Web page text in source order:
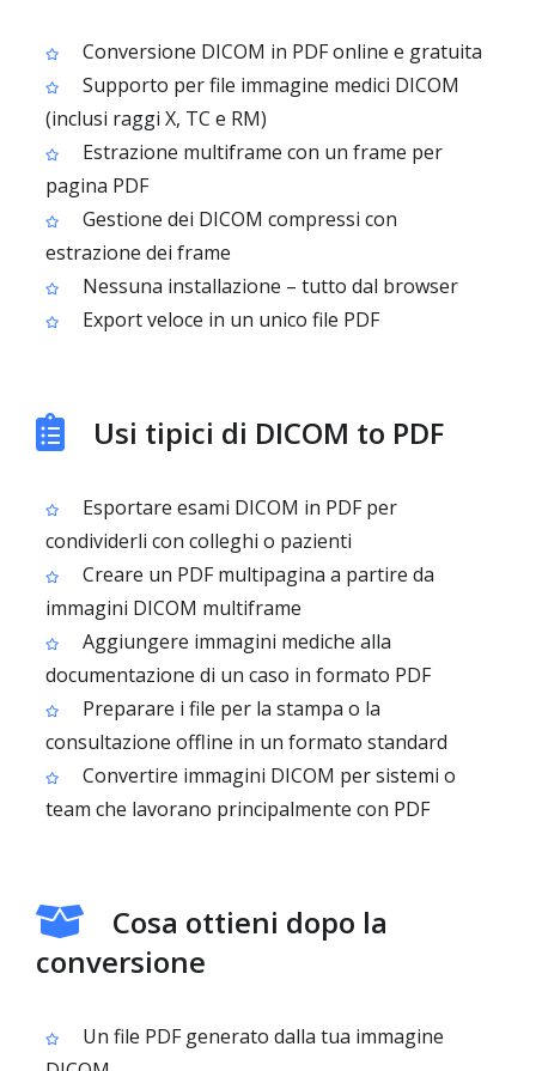
Conversione DICOM in PDF online e gratuita
Supporto per file immagine medici DICOM
(inclusi raggi X, TC e RM)
Estrazione multiframe con un frame per
pagina PDF
Gestione dei DICOM compressi con
estrazione dei frame
Nessuna installazione – tutto dal browser
Export veloce in un unico file PDF
Usi tipici di DICOM to PDF
Esportare esami DICOM in PDF per
condividerli con colleghi o pazienti
Creare un PDF multipagina a partire da
immagini DICOM multiframe
Aggiungere immagini mediche alla
documentazione di un caso in formato PDF
Preparare i file per la stampa o la
consultazione offline in un formato standard
Convertire immagini DICOM per sistemi o
team che lavorano principalmente con PDF
Cosa ottieni dopo la
conversione
Un file PDF generato dalla tua immagine